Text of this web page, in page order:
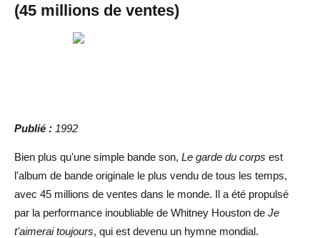
(45 millions de ventes)
Publié : 1992
Bien plus qu'une simple bande son, Le garde du corps est
l'album de bande originale le plus vendu de tous les temps,
avec 45 millions de ventes dans le monde. Il a été propulsé
par la performance inoubliable de Whitney Houston de Je
t'aimerai toujours, qui est devenu un hymne mondial.